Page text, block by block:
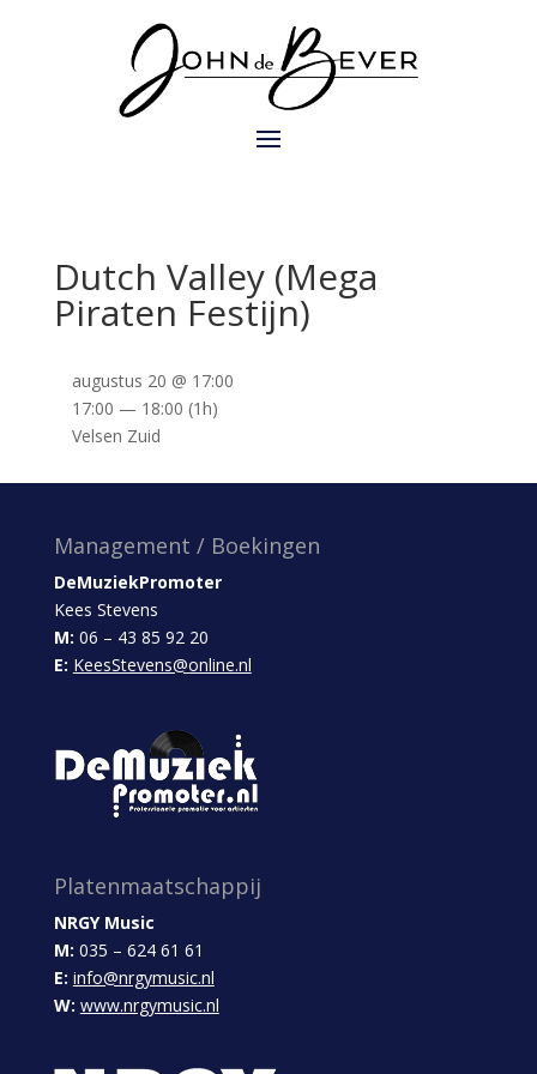
Dutch Valley (Mega
Piraten Festijn)
augustus 20 @ 17:00
17:00 — 18:00 (1h)
Velsen Zuid
Management / Boekingen
DeMuziekPromoter
Kees Stevens
M: 06 – 43 85 92 20
E: KeesStevens@online.nl
Platenmaatschappij
NRGY Music
M: 035 – 624 61 61
E: info@nrgymusic.nl
W: www.nrgymusic.nl